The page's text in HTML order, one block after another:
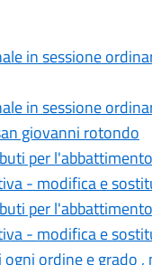
in sessione
in sessione
giovanni rotondo
per
- modifica e
per
- modifica e
ordine e grado